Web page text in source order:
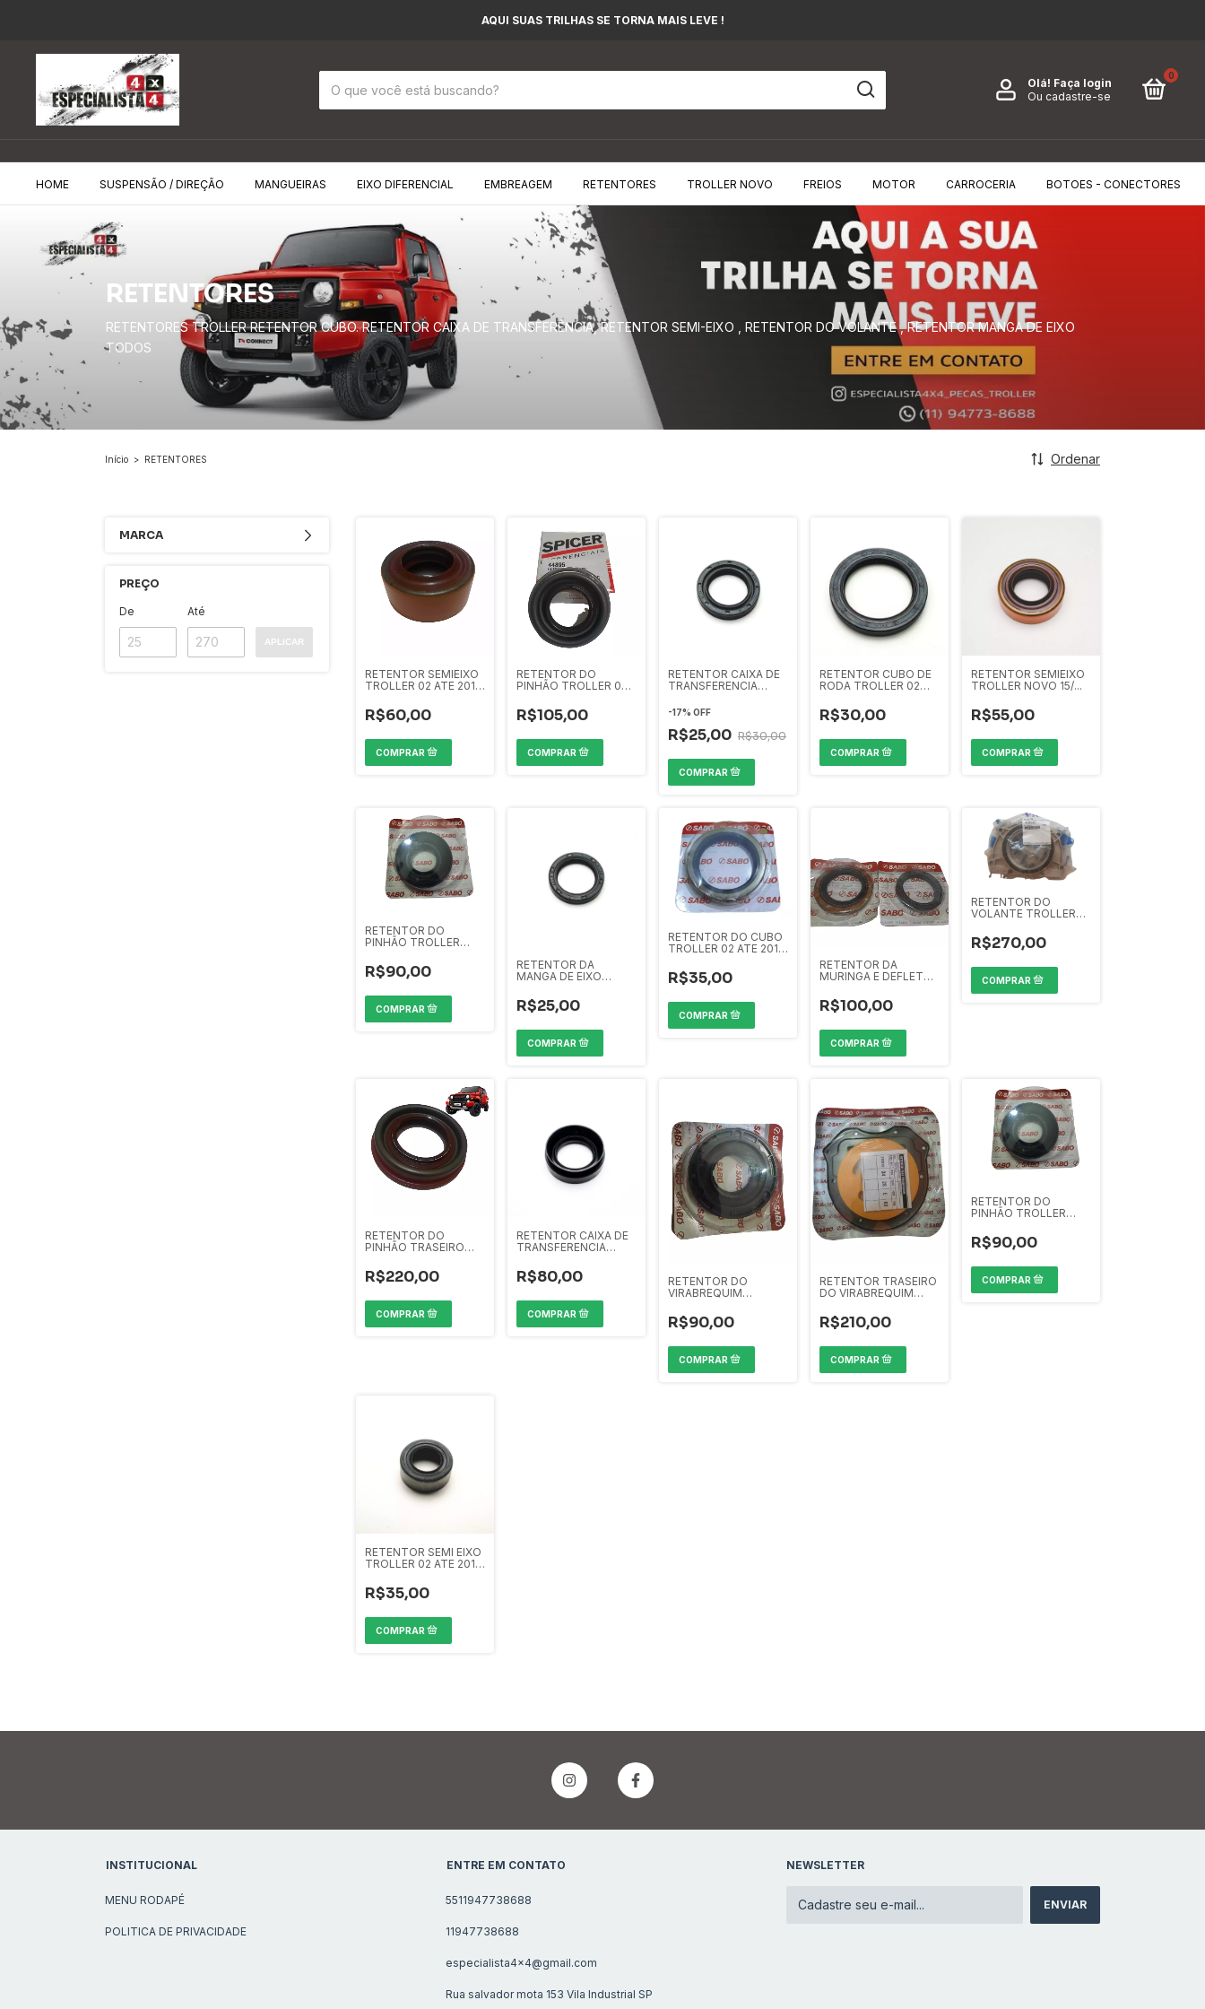
AQUI SUAS TRILHAS SE TORNA MAIS LEVE !
Olá! Faça login
Ou cadastre-se
0
HOME SUSPENSÃO / DIREÇÃO MANGUEIRAS EIXO DIFERENCIAL EMBREAGEM RETENTORES TROLLER NOVO FREIOS MOTOR CARROCERIA BOTOES - CONECTORES
RETENTORES
RETENTORES TROLLER RETENTOR CUBO. RETENTOR CAIXA DE TRANSFERÊNCIA, RETENTOR SEMI-EIXO , RETENTOR DO VOLANTE , RETENTOR MANGA DE EIXO
TODOS
Início > RETENTORES Ordenar
MARCA
PREÇO
De Até
APLICAR
RETENTOR SEMIEIXO
TROLLER 02 ATE 2014
R$60,00
RETENTOR DO
PINHÃO TROLLER 02
R$105,00
RETENTOR CAIXA DE
TRANSFERENCIA
-17% OFF
R$25,00 R$30,00
RETENTOR CUBO DE
RODA TROLLER 02
R$30,00
RETENTOR SEMIEIXO
TROLLER NOVO 15/...
R$55,00
RETENTOR DO
PINHÃO TROLLER
R$90,00
RETENTOR DA
MANGA DE EIXO
R$25,00
RETENTOR DO CUBO
TROLLER 02 ATE 2014
R$35,00
RETENTOR DA
MURINGA E DEFLETOR
SABO
R$100,00
RETENTOR DO
VOLANTE TROLLER
R$270,00
RETENTOR DO
PINHÃO TRASEIRO
R$220,00
RETENTOR CAIXA DE
TRANSFERENCIA
ATE 22
R$80,00
RETENTOR DO
VIRABREQUIM
NOVO 15 ATE 2022
R$90,00
RETENTOR TRASEIRO
DO VIRABREQUIM
ATE 2022
R$210,00
RETENTOR DO
PINHÃO TROLLER
DIANTEIRO
R$90,00
RETENTOR SEMI EIXO
TROLLER 02 ATE 2014
R$35,00
INSTITUCIONAL
MENU RODAPÉ
POLITICA DE PRIVACIDADE
ENTRE EM CONTATO
5511947738688
11947738688
especialista4x4@gmail.com
Rua salvador mota 153 Vila Industrial SP
NEWSLETTER